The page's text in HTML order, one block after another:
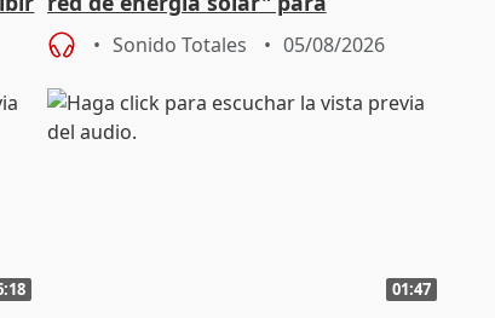
autoconsumo
Sonido Totales 05/08/2026
01:47